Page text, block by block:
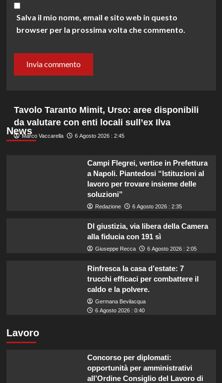
Salva il mio nome, email e sito web in questo
browser per la prossima volta che commento.
News
Tavolo Taranto Mimit, Urso: aree disponibili
da valutare con enti locali sull’ex Ilva
Marco Vaccarella 6 Agosto 2026 : 2:45
Campi Flegrei, vertice in Prefettura
a Napoli. Piantedosi “Istituzioni al
lavoro per trovare insieme delle
soluzioni”
Redazione 6 Agosto 2026 : 2:35
Dl giustizia, via libera della Camera
alla fiducia con 191 sì
Giuseppe Recca 6 Agosto 2026 : 2:05
Rinfresca la casa d’estate: 7
trucchi efficaci per combattere il
caldo e la polvere.
Germana Bevilacqua
6 Agosto 2026 : 0:40
Lavoro
Concorso per diplomati:
opportunità per amministrativi
all’Ordine Consiglio del Lavoro di